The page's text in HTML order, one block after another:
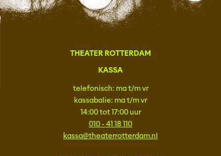
THEATER ROTTERDAM
KASSA
telefonisch: ma t/m vr
kassabalie: ma t/m vr
14:00 tot 17:00 uur
010 - 41 18 110
kassa@theaterrotterdam.nl